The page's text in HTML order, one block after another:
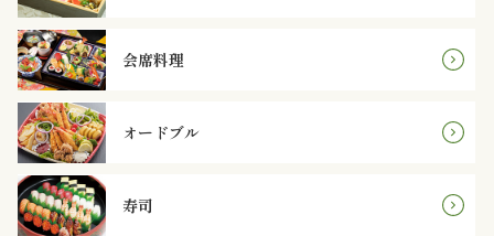
～
1,999
円
2,000
～
会席料理
オードブル
寿司